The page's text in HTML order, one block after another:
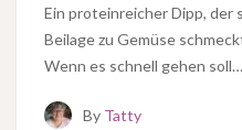
Ein proteinreicher Dipp,
Beilage zu Gemüse
Wenn es schnell gehen
By Tatty